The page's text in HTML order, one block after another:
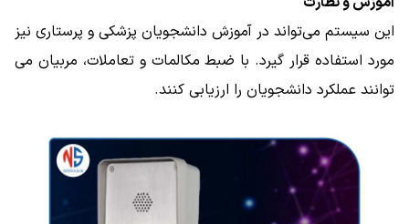
این سیستم می‌تواند در آموزش دانشجویان پزشکی و پرستاری نیز
مورد استفاده قرار گیرد. با ضبط مکالمات و تعاملات، مربیان می
‌توانند عملکرد دانشجویان را ارزیابی کنند.